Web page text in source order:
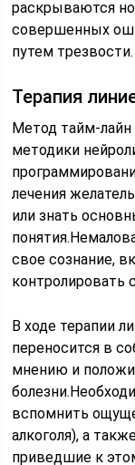
раскрываются
совершенных
путем трезвости.
Терапия
Метод тайм-лайн
методики
лечения
или знать
свое сознание,
В ходе терапии
переносится в
мнению и
вспомнить
алкоголя), а
приведшие к